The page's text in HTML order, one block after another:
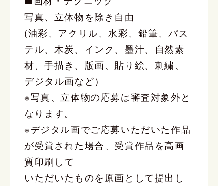
写真、立体物を除き自由
(油彩、アクリル、水彩、鉛筆、パス
テル、木炭、インク、墨汁、自然素
材、手描き、版画、貼り絵、刺繍、
デジタル画など）
※写真、立体物の応募は審査対象外と
なります。
※デジタル画でご応募いただいた作品
が受賞された場合、受賞作品を高画
質印刷して
いただいたものを原画として提出し